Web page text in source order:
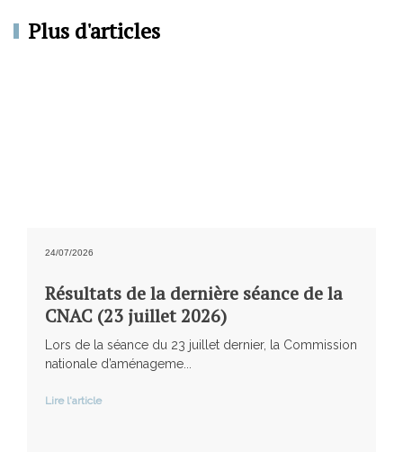
Plus d'articles
24/07/2026
Résultats de la dernière séance de la
CNAC (23 juillet 2026)
Lors de la séance du 23 juillet dernier, la Commission
nationale d’aménageme...
Lire l'article